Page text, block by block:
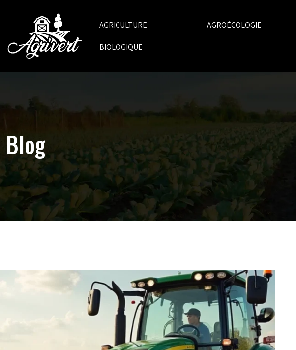
AGRICULTURE
BIOLOGIQUE
AGROÉCOLOGIE
Blog